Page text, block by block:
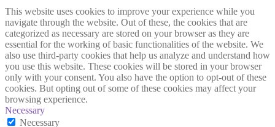
This website uses cookies to improve your experience while you
navigate through the website. Out of these, the cookies that are
categorized as necessary are stored on your browser as they are
essential for the working of basic functionalities of the website. We
also use third-party cookies that help us analyze and understand how
you use this website. These cookies will be stored in your browser
only with your consent. You also have the option to opt-out of these
cookies. But opting out of some of these cookies may affect your
browsing experience.
Necessary
Necessary